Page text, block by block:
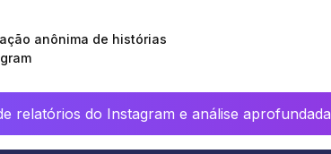
anônima de histórias
relatórios do Instagram e análise aprofundada